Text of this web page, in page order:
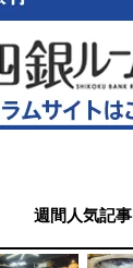
週間人気記事